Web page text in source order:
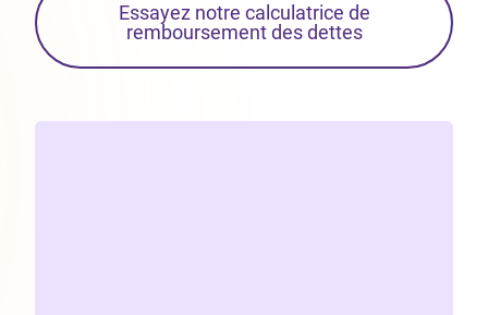
Essayez notre calculatrice de
remboursement des dettes